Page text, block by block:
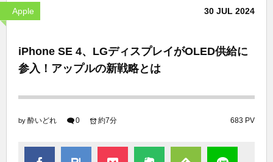
Apple 30 JUL 2024
iPhone SE 4、LGディスプレイがOLED供給に
参入！アップルの新戦略とは
by 酔いどれ 0 683 PV
約7分